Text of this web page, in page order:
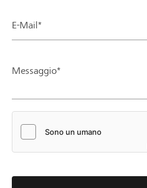
E-Mail*
Messaggio*